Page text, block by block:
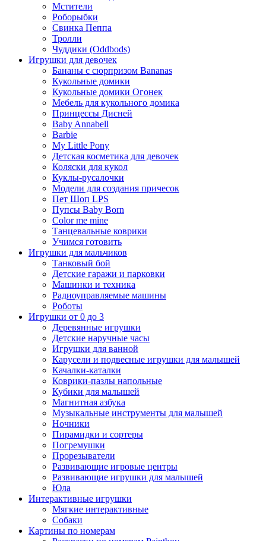
Мстители
Роборыбки
Свинка Пеппа
Тролли
Чуддики (Oddbods)
Игрушки для девочек
Бананы с сюрпризом Bananas
Кукольные домики
Кукольные домики Огонек
Мебель для кукольного домика
Принцессы Дисней
Baby Annabell
Barbie
My Little Pony
Детская косметика для девочек
Коляски для кукол
Куклы-русалочки
Модели для создания причесок
Пет Шоп LPS
Пупсы Baby Born
Сolor me mine
Танцевальные коврики
Учимся готовить
Игрушки для мальчиков
Танковый бой
Детские гаражи и парковки
Машинки и техника
Радиоуправляемые машины
Роботы
Игрушки от 0 до 3
Деревянные игрушки
Детские наручные часы
Игрушки для ванной
Карусели и подвесные игрушки для малышей
Качалки-каталки
Коврики-пазлы напольные
Кубики для малышей
Магнитная азбука
Музыкальные инструменты для малышей
Ночники
Пирамидки и сортеры
Погремушки
Прорезыватели
Развивающие игровые центры
Развивающие игрушки для малышей
Юла
Интерактивные игрушки
Мягкие интерактивные
Собаки
Картины по номерам